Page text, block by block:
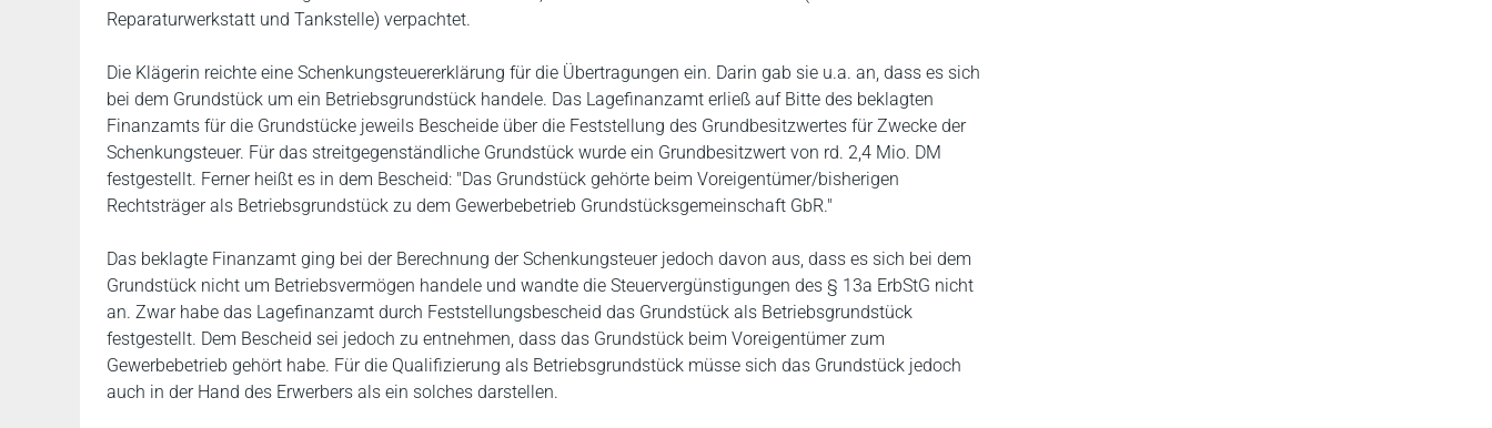
Reparaturwerkstatt und Tankstelle) verpachtet.
Die Klägerin reichte eine Schenkungsteuererklärung für die Übertragungen ein. Darin gab sie u.a. an, dass es sich
bei dem Grundstück um ein Betriebsgrundstück handele. Das Lagefinanzamt erließ auf Bitte des beklagten
Finanzamts für die Grundstücke jeweils Bescheide über die Feststellung des Grundbesitzwertes für Zwecke der
Schenkungsteuer. Für das streitgegenständliche Grundstück wurde ein Grundbesitzwert von rd. 2,4 Mio. DM
festgestellt. Ferner heißt es in dem Bescheid: "Das Grundstück gehörte beim Voreigentümer/bisherigen
Rechtsträger als Betriebsgrundstück zu dem Gewerbebetrieb Grundstücksgemeinschaft GbR."
Das beklagte Finanzamt ging bei der Berechnung der Schenkungsteuer jedoch davon aus, dass es sich bei dem
Grundstück nicht um Betriebsvermögen handele und wandte die Steuervergünstigungen des § 13a ErbStG nicht
an. Zwar habe das Lagefinanzamt durch Feststellungsbescheid das Grundstück als Betriebsgrundstück
festgestellt. Dem Bescheid sei jedoch zu entnehmen, dass das Grundstück beim Voreigentümer zum
Gewerbebetrieb gehört habe. Für die Qualifizierung als Betriebsgrundstück müsse sich das Grundstück jedoch
auch in der Hand des Erwerbers als ein solches darstellen.